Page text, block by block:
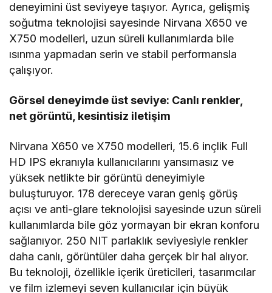
deneyimini üst seviyeye taşıyor. Ayrıca, gelişmiş
soğutma teknolojisi sayesinde Nirvana X650 ve
X750 modelleri, uzun süreli kullanımlarda bile
ısınma yapmadan serin ve stabil performansla
çalışıyor.
Görsel deneyimde üst seviye: Canlı renkler,
net görüntü, kesintisiz iletişim
Nirvana X650 ve X750 modelleri, 15.6 inçlik Full
HD IPS ekranıyla kullanıcılarını yansımasız ve
yüksek netlikte bir görüntü deneyimiyle
buluşturuyor. 178 dereceye varan geniş görüş
açısı ve anti-glare teknolojisi sayesinde uzun süreli
kullanımlarda bile göz yormayan bir ekran konforu
sağlanıyor. 250 NIT parlaklık seviyesiyle renkler
daha canlı, görüntüler daha gerçek bir hal alıyor.
Bu teknoloji, özellikle içerik üreticileri, tasarımcılar
ve film izlemeyi seven kullanıcılar için büyük